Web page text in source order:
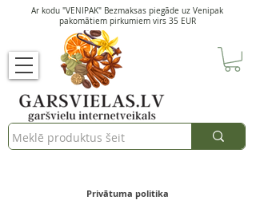
Ar kodu "VENIPAK" Bezmaksas piegāde uz Venipak
pakomātiem pirkumiem virs 35 EUR
Privātuma politika